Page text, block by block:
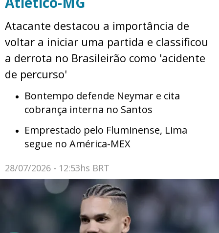
Atacante destacou a importância de
voltar a iniciar uma partida e classificou
a derrota no Brasileirão como 'acidente
de percurso'
Bontempo defende Neymar e cita
cobrança interna no Santos
Emprestado pelo Fluminense, Lima
segue no América-MEX
28/07/2026 - 12:53hs BRT